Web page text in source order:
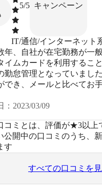
5/5 キャンペーン
IT/通信/インターネット
年、自社が在宅勤務が一
イムカードを利用するこ
勤怠管理となっていまし
でき、メールと比べてお
ンでも打刻が可能で、社
けられます。有給などの
。
： 2023/03/09
コミとは、評価が★3以上
公開中の口コミのうち、
す
すべての口コミを